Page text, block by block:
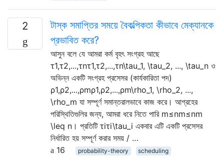
2
টাস্ক সমাপ্তির সময়ে বৈকল্পিকতা কীভাবে মেক্যানকে
প্রভাবিত করে?
আসুন বলে যে আমরা কর্ম বৃহৎ সংগ্রহ আছে
τ1,τ2,...,τnτ1,τ2,...,τn\tau_1, \tau_2, ..., \tau_n ও
অভিন্ন একটি সংগ্রহ প্রসেসর (কার্যকারিতা পদ)
ρ1,ρ2,...,ρmρ1,ρ2,...,ρm\rho_1, \rho_2, ...,
\rho_m যা সম্পূর্ণ সমান্তরালভাবে কাজ করে। আগ্রহের
পরিস্থিতিগুলির জন্য, আমরা ধরে নিতে পারি m≤nm≤nm
\leq n। প্রতিটি τiτi\tau_i একবার এটি একটি প্রসেসর
নির্ধারিত হয় সম্পূর্ণ করার সময় / …
16
probability-theory
scheduling